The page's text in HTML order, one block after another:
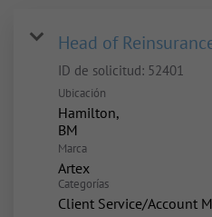
Head of
ID de solicitud: 52401
Ubicación
Hamilton,
Marca
Artex
Categorías
Client Service/Account